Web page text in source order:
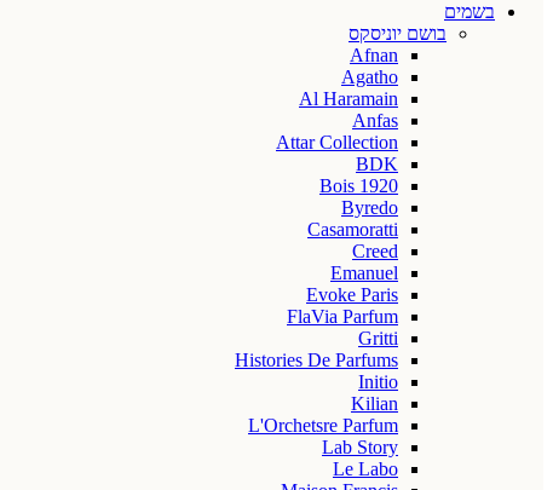
בשמים
בושם יוניסקס
Afnan
Agatho
Al Haramain
Anfas
Attar Collection
BDK
Bois 1920
Byredo
Casamoratti
Creed
Emanuel
Evoke Paris
FlaVia Parfum
Gritti
Histories De Parfums
Initio
Kilian
L'Orchetsre Parfum
Lab Story
Le Labo